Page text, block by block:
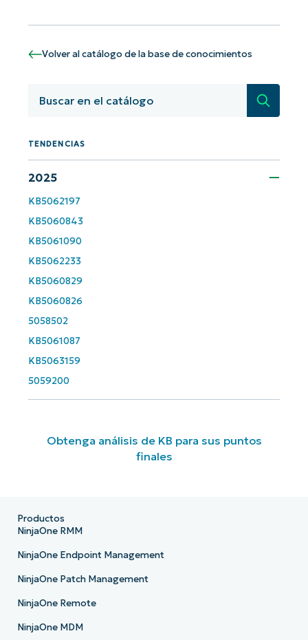
Volver al catálogo de la base de conocimientos
TENDENCIAS
2025
KB5062197
KB5060843
KB5061090
KB5062233
KB5060829
KB5060826
5058502
KB5061087
KB5063159
5059200
Obtenga análisis de KB para sus puntos
finales
basados en IA de NinjaOne!
Phone
name*
Productos
NinjaOne RMM
NinjaOne Endpoint Management
NinjaOne Patch Management
NinjaOne Remote
NinjaOne MDM